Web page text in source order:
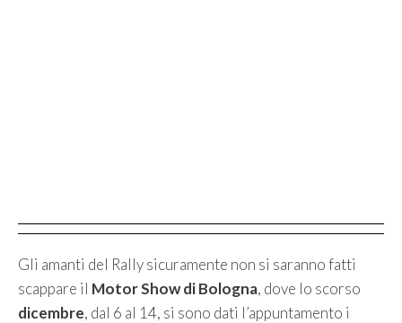
Gli amanti del Rally sicuramente non si saranno fatti
scappare il Motor Show di Bologna, dove lo scorso
dicembre, dal 6 al 14, si sono dati l’appuntamento i